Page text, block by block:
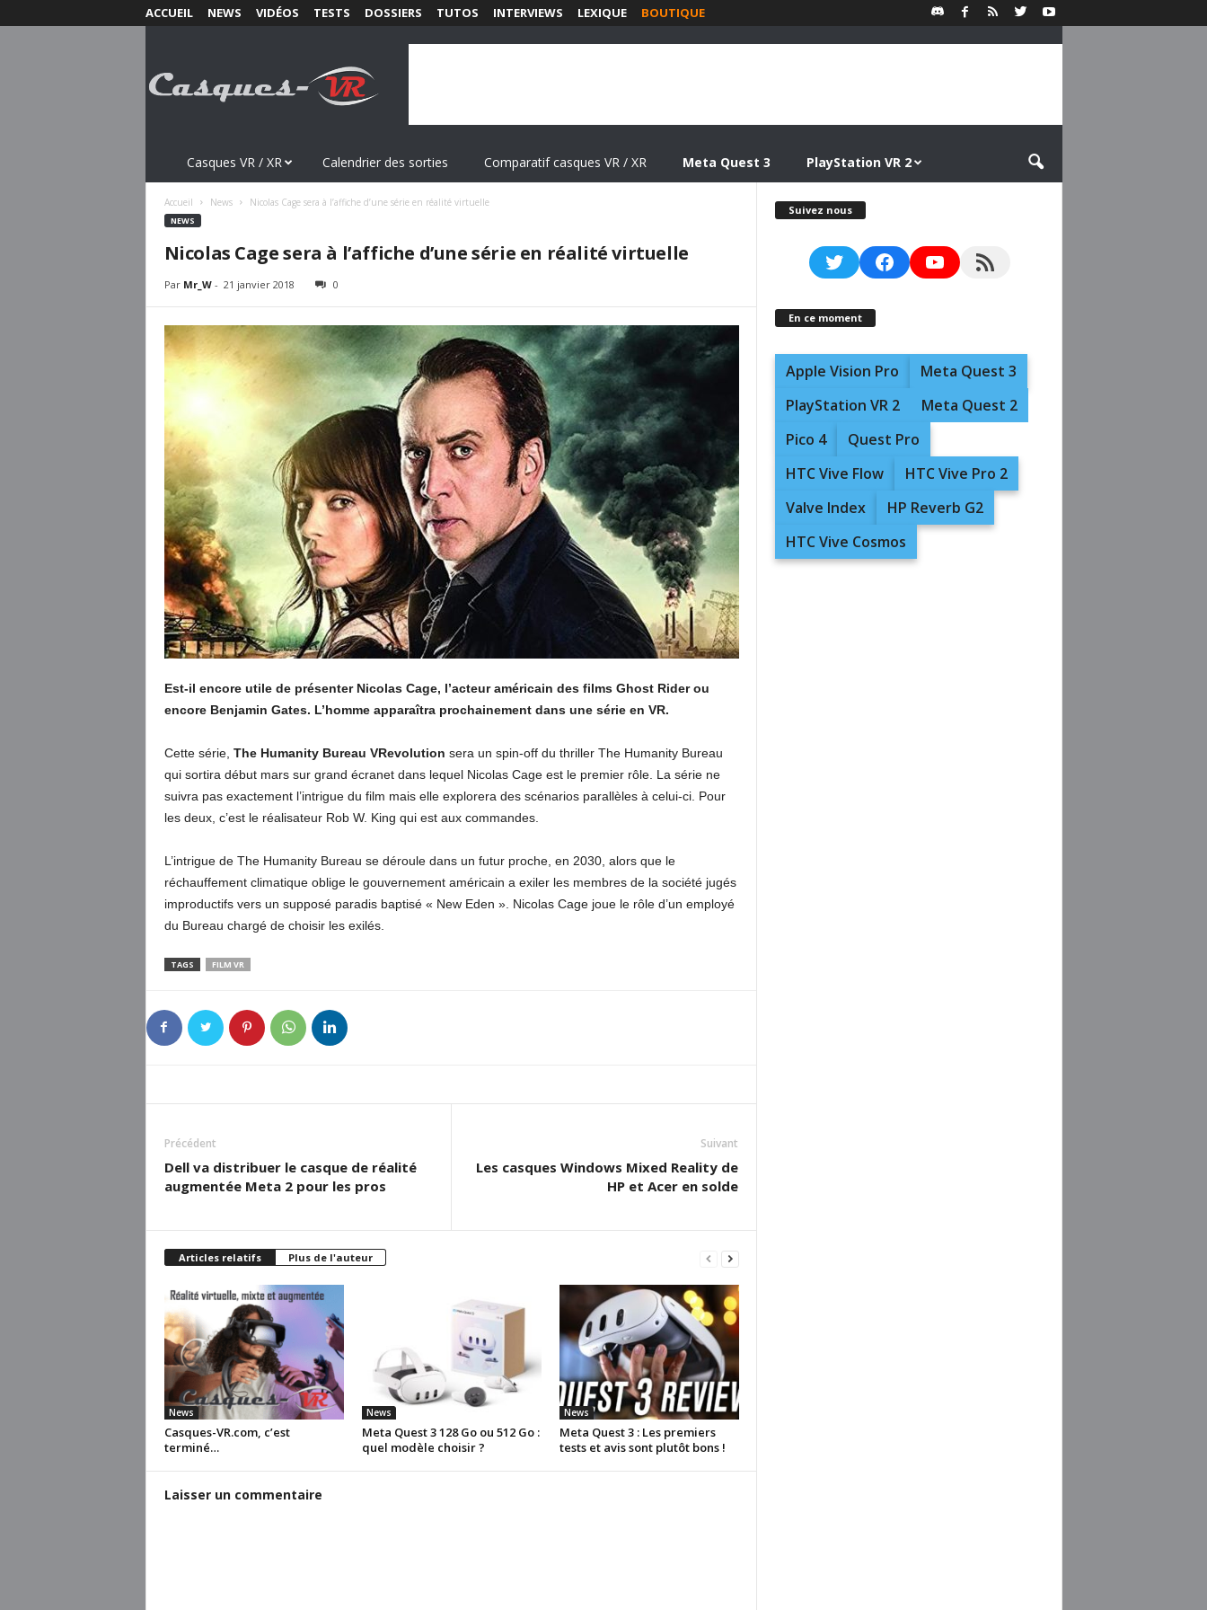
ACCUEIL NEWS VIDÉOS TESTS DOSSIERS TUTOS INTERVIEWS LEXIQUE BOUTIQUE
s
Casques VR / XR Calendrier des sorties Comparatif casques VR / XR Meta Quest 3 PlayStation VR 2
Accueil News Nicolas Cage sera à l’affiche d’une série en réalité virtuelle
NEWS
Nicolas Cage sera à l’affiche d’une série en réalité virtuelle
Par Mr_W- 21 janvier 2018 0
Est-il encore utile de présenter Nicolas Cage, l’acteur américain des films Ghost Rider ou
encore Benjamin Gates. L’homme apparaîtra prochainement dans une série en VR.
Cette série, The Humanity Bureau VRevolution sera un spin-off du thriller The Humanity Bureau
qui sortira début mars sur grand écranet dans lequel Nicolas Cage est le premier rôle. La série ne
suivra pas exactement l’intrigue du film mais elle explorera des scénarios parallèles à celui-ci. Pour
les deux, c’est le réalisateur Rob W. King qui est aux commandes.
L’intrigue de The Humanity Bureau se déroule dans un futur proche, en 2030, alors que le
réchauffement climatique oblige le gouvernement américain a exiler les membres de la société jugés
improductifs vers un supposé paradis baptisé « New Eden ». Nicolas Cage joue le rôle d’un employé
du Bureau chargé de choisir les exilés.
TAGS FILM VR
Précédent
Dell va distribuer le casque de réalité
augmentée Meta 2 pour les pros
Suivant
Les casques Windows Mixed Reality de
HP et Acer en solde
Articles relatifs Plus de l'auteur
News
Casques-VR.com, c’est
terminé…
News
Meta Quest 3 128 Go ou 512 Go :
quel modèle choisir ?
News
Meta Quest 3 : Les premiers
tests et avis sont plutôt bons !
Laisser un commentaire
Suivez nous
TwitterFacebookYouTubeRSS Feed
En ce moment
Apple Vision Pro
Meta Quest 3
PlayStation VR 2
Meta Quest 2
Pico 4
Quest Pro
HTC Vive Flow
HTC Vive Pro 2
Valve Index
HP Reverb G2
HTC Vive Cosmos